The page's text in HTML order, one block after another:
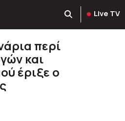
Live TV
περί
και
έριξε ο